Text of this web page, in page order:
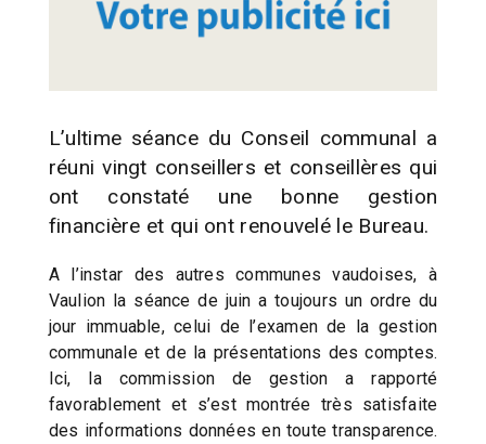
L’ultime séance du Conseil communal a
réuni vingt conseillers et conseillères qui
ont constaté une bonne gestion
financière et qui ont renouvelé le Bureau.
A l’instar des autres communes vaudoises, à
Vaulion la séance de juin a toujours un ordre du
jour immuable, celui de l’examen de la gestion
communale et de la présentations des comptes.
Ici, la commission de gestion a rapporté
favorablement et s’est montrée très satisfaite
des informations données en toute transparence.